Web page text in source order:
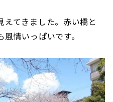
てきました。赤い橋と
情いっぱいです。